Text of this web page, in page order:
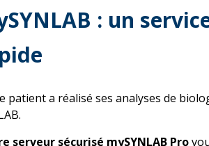
: un
patient a réalisé ses analyses de
serveur sécurisé mySYNLAB Pro